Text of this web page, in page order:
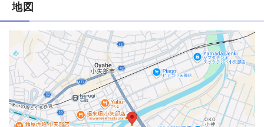
地図